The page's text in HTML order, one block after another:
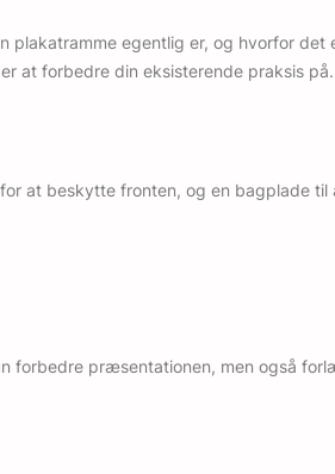
plakatramme egentlig er, og hvorfor det
at forbedre din eksisterende praksis på.
at beskytte fronten, og en bagplade til
forbedre præsentationen, men også